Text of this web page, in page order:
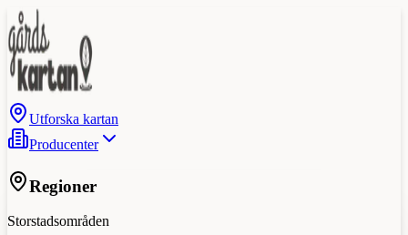
Utforska kartan
Producenter
Regioner
Storstadsområden